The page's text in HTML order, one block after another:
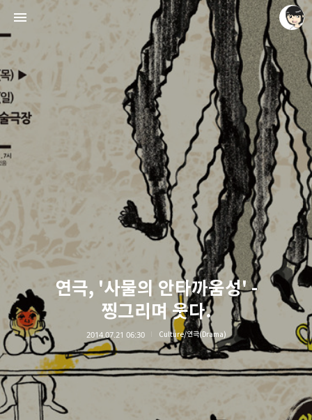
연극, '사물의 안타까움성' -
찡그리며 웃다.
2014.07.21 06:30 Culture/연극(Drama)
레이니아
레이니아